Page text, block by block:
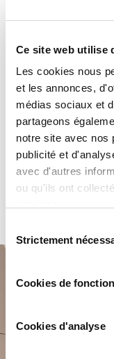
Ce site web utilise
Les cookies nous
et les annonces,
médias sociaux et
partageons
notre site avec nos
publicité et
avec d'autres
ou qu'ils ont
duStrictement
Cookies de
Cookies d'analyse
L’anglage consiste
arêtes des
Cette finition
capte la lumière et
apporté aux